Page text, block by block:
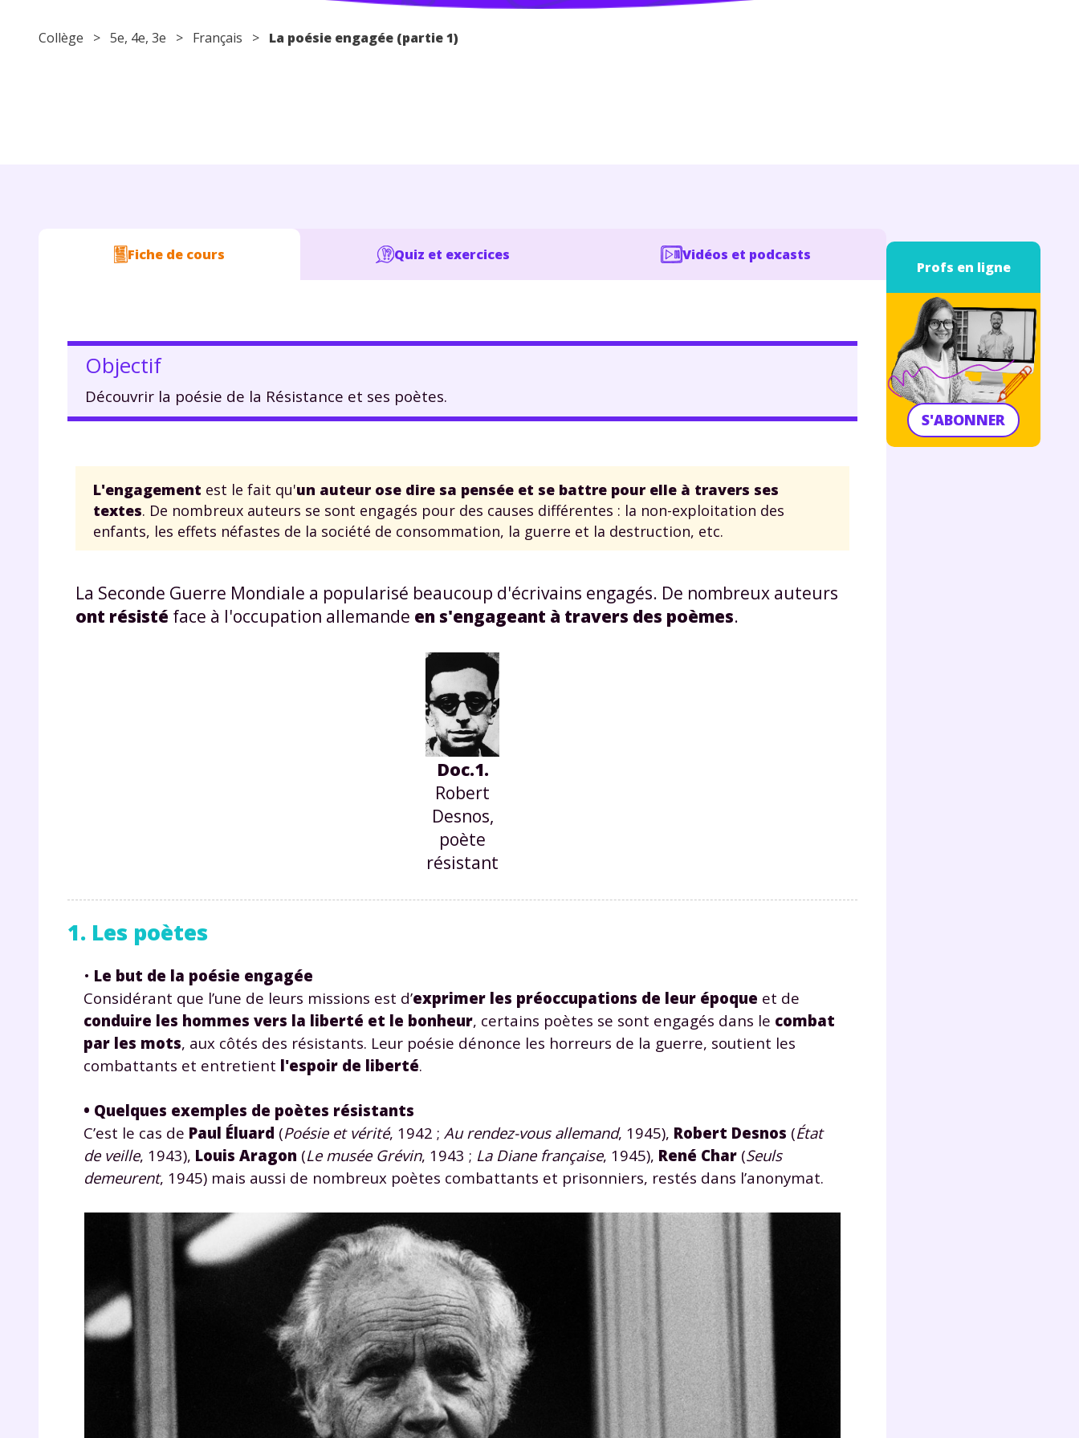
Collège > 5e, 4e, 3e > Français > La poésie engagée (partie 1)
Fiche de cours Quiz et exercices Vidéos et podcasts
Objectif
Découvrir la poésie de la Résistance et ses poètes.
L'engagement est le fait qu'un auteur ose dire sa pensée et se battre pour elle à travers ses
textes. De nombreux auteurs se sont engagés pour des causes différentes : la non-exploitation des
enfants, les effets néfastes de la société de consommation, la guerre et la destruction, etc.
La Seconde Guerre Mondiale a popularisé beaucoup d'écrivains engagés. De nombreux auteurs
ont résisté face à l'occupation allemande en s'engageant à travers des poèmes.
Doc.1.
Robert
Desnos,
poète
résistant
1. Les poètes
• Le but de la poésie engagée
Considérant que l’une de leurs missions est d’exprimer les préoccupations de leur époque et de
conduire les hommes vers la liberté et le bonheur, certains poètes se sont engagés dans le combat
par les mots, aux côtés des résistants. Leur poésie dénonce les horreurs de la guerre, soutient les
combattants et entretient l'espoir de liberté.
• Quelques exemples de poètes résistants
C’est le cas de Paul Éluard (Poésie et vérité, 1942 ; Au rendez-vous allemand, 1945), Robert Desnos (État
de veille, 1943), Louis Aragon (Le musée Grévin, 1943 ; La Diane française, 1945), René Char (Seuls
demeurent, 1945) mais aussi de nombreux poètes combattants et prisonniers, restés dans l’anonymat.
Profs en ligne
S'ABONNER
Fermer
Envie de progresser et de
réussir votre année scolaire ?
Testez gratuitement pendant 24h
notre plateforme de soutien scolaire !
Fiches de cours et vidéos
exercices corrigés,
Tout le programme scolaire
du CP à la Terminale